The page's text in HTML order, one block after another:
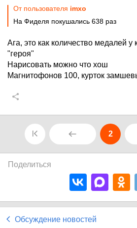
От пользователя imxo
На Фиделя покушались 638 раз
Ага, это как количество медалей
"героя"
Нарисовать можно что хош
Магнитофонов 100, курток
2
Поделиться
Обсуждение новостей